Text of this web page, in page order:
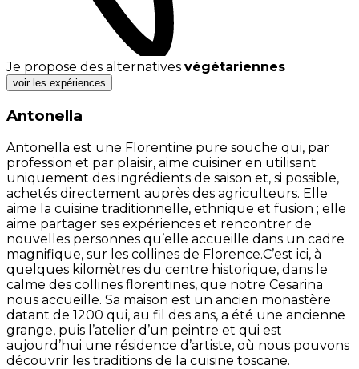
Je propose des alternatives végétariennes
voir les expériences
Antonella
Antonella est une Florentine pure souche qui, par
profession et par plaisir, aime cuisiner en utilisant
uniquement des ingrédients de saison et, si possible,
achetés directement auprès des agriculteurs. Elle
aime la cuisine traditionnelle, ethnique et fusion ; elle
aime partager ses expériences et rencontrer de
nouvelles personnes qu’elle accueille dans un cadre
magnifique, sur les collines de Florence.C’est ici, à
quelques kilomètres du centre historique, dans le
calme des collines florentines, que notre Cesarina
nous accueille. Sa maison est un ancien monastère
datant de 1200 qui, au fil des ans, a été une ancienne
grange, puis l’atelier d’un peintre et qui est
aujourd’hui une résidence d’artiste, où nous pouvons
découvrir les traditions de la cuisine toscane.